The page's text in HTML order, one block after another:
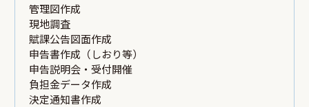
管理図作成
現地調査
賦課公告図面作成
申告書作成（しおり等）
申告説明会・受付開催
負担金データ作成
決定通知書作成